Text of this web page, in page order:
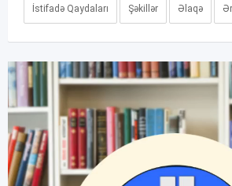
İstifadə Qaydaları Şəkillər Əlaqə